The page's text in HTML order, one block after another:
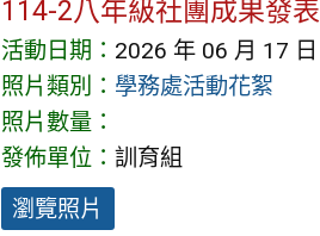
114-2八年級社團成果發表
活動日期： 2026 年 06 月 17 日
照片類別： 學務處活動花絮
照片數量：
發佈單位： 訓育組
瀏覽照片